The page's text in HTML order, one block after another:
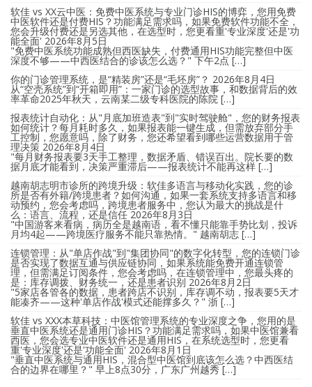
软佳 vs XX云中医：免费中医系统与专业门诊HIS的博弈，您用免费
中医软件还是付费HIS？功能满足需求吗，如果免费软件功能不全，
您会升级付费还是另选其他，在选型时，您更看重'专业深度'还是'功
能全面' 2026年8月5日
"免费中医系统功能成熟但西医缺失，付费通用HIS功能完整但中医
深度不够——中西医结合的诊该怎么选？" 下午2点 […]
你的门诊管理系统，是“精装房”还是“毛坯房”？ 2026年8月4日
从“空壳系统”到“开箱即用”：一家门诊的选型故事，和数据背后的效
率革命2025年秋天，云南某二级专科医院的陈院 […]
报表统计自动化：从"月底加班造表"到"实时驾驶舱"，您的财务报表
如何统计？每月耗时多久，如果报表能一键生成，但需放弃部分手
工控制，您愿意吗，除了财务，您还希望看到哪些运营数据用于管
理决策 2026年8月4日
"每月财务报表要3天手工整理，数据矛盾、错误百出。院长要的数
据月底才能看到，决策严重滞后——报表统计不能再这样 […]
越南胡志明市诊所的跨境升级：软佳多语言与移动化实践，您的诊
所是否有外籍/跨境患者？如何沟通，如果一套系统支持多语言和移
动预约，您会考虑吗，跨境患者服务中，您认为最大的挑战是什
么：语言、流程，还是信任 2026年8月3日
"中国游客来看病，病历全是越南语，看不懂只能靠手势比划，投诉
月均4起——跨境医疗服务不能只靠热情。" 越南胡志 […]
连锁管理：从"单店作战"到"集团协同"的数字化转型，您的连锁门诊
是否实现了数据互通与供应链协同，如果系统能免费开通连锁管
理，但需满足订阅条件，您会考虑吗，在连锁管理中，您最头疼的
是：库存调拨、财务统一，还是患者识别 2026年8月2日
"5家店各管各的数据，患者跨店不识别，库存调不动，报表要5天才
能凑齐——这种'单店作战'模式还能撑多久？" 浙 […]
软佳 vs XXX本草科技：中医馆管理系统的专业深度之争，您用的是
垂直中医系统还是通用门诊HIS？功能满足需求吗，如果中医馆兼看
西医，您会选专业中医软件还是通用HIS，在系统选型时，您更看
重'专业深度'还是'功能全面' 2026年8月1日
"垂直中医系统与通用HIS，混合型中医馆到底该怎么选？中西医结
合的边界在哪里？" 早上8点30分，广东广州越秀 […]